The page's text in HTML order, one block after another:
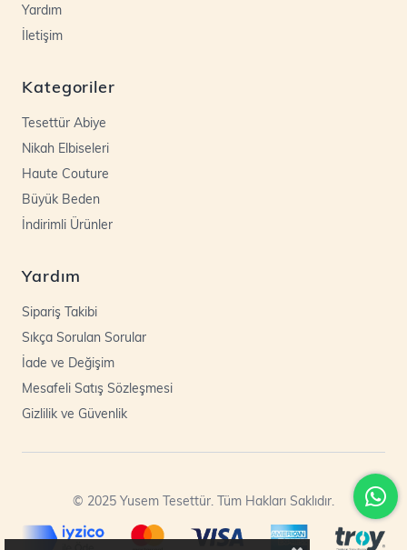
Yardım
İletişim
Kategoriler
Tesettür Abiye
Nikah Elbiseleri
Haute Couture
Büyük Beden
İndirimli Ürünler
Yardım
Sipariş Takibi
Sıkça Sorulan Sorular
İade ve Değişim
Mesafeli Satış Sözleşmesi
Gizlilik ve Güvenlik
© 2025 Yusem Tesettür. Tüm Hakları Saklıdır.